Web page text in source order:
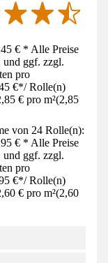
€ * Alle Preise
ggf. zzgl.
pro
€*/ Rolle(n)
€ pro m²(2,85
von 24 Rolle(n):
€ * Alle Preise
ggf. zzgl.
pro
€*/ Rolle(n)
€ pro m²(2,60